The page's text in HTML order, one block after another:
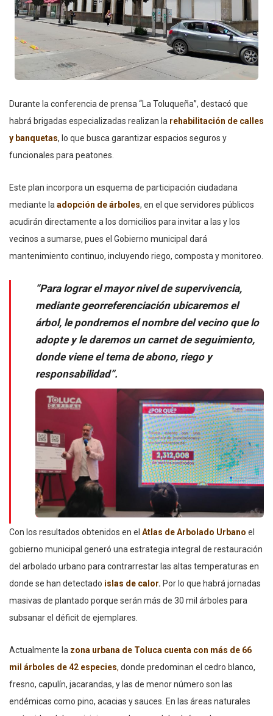
Durante la conferencia de prensa “La Toluqueña”, destacó que
habrá brigadas especializadas realizan la rehabilitación de calles
y banquetas, lo que busca garantizar espacios seguros y
funcionales para peatones.
Este plan incorpora un esquema de participación ciudadana
mediante laadopción de árboles, en el que servidores públicos
acudirán directamente a los domicilios para invitar a las y los
vecinos a sumarse, pues el Gobierno municipal dará
mantenimiento continuo, incluyendo riego, composta y monitoreo.
“Para lograr el mayor nivel de supervivencia,
mediante georreferenciación ubicaremos el
árbol, le pondremos el nombre del vecino que lo
adopte y le daremos un carnet de seguimiento,
donde viene el tema de abono, riego y
responsabilidad”.
Con los resultados obtenidos en el Atlas de Arbolado Urbano el
gobierno municipal generó una estrategia integral de restauración
del arbolado urbano para contrarrestar las altas temperaturas en
donde se han detectado islas de calor. Por lo que habrá jornadas
masivas de plantado porque serán más de 30 mil árboles para
subsanar el déficit de ejemplares.
Actualmente la zona urbana de Toluca cuenta con más de 66
mil árboles de 42 especies, donde predominan el cedro blanco,
fresno, capulín, jacarandas, y las de menor número son las
endémicas como pino, acacias y sauces. En las áreas naturales